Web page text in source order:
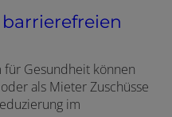
Gesundheit können
als Mieter Zuschüsse
im